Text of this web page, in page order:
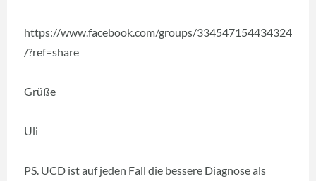
https://www.facebook.com/groups/334547154434324
/?ref=share
Grüße
Uli
PS. UCD ist auf jeden Fall die bessere Diagnose als